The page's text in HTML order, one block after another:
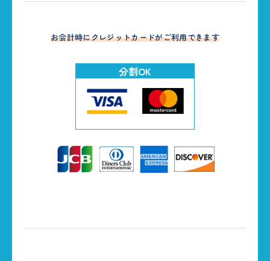
お会計時にクレジットカードがご利用できます
分割OK